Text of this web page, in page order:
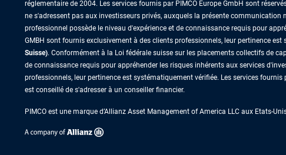
réglementaire de 2004. Les services fournis par PIMCO Europe GmbH sont
ne s'adressent pas aux investisseurs privés, auxquels la présente
professionnel possède le niveau d'expérience et de connaissance requis pour
GMBH sont fournis exclusivement à des clients professionnels, leur pertinence est
Suisse). Conformément à la Loi fédérale suisse sur les placements collectifs de
de connaissance requis pour appréhender les risques inhérents aux services
professionnels, leur pertinence est systématiquement vérifiée. Les services
est conseillé de s'adresser à un conseiller financier.
PIMCO est une marque d’Allianz Asset Management of America LLC aux Etats-